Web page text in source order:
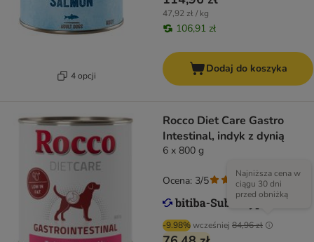
4 opcji
47,92 zł / kg
106,91 zł
Dodaj do koszyka
Rocco Diet Care Gastro
Intestinal, indyk z dynią
6 x 800 g
-9.98%wcześniej 84,96 zł
Najniższa cena w
ciągu 30 dni
przed obniżką
Ocena: 3/5 ( 1)